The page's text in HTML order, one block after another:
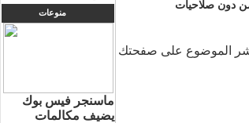
منوعات
ماسنجر فيس بوك
يضيف مكالمات
الموضوع على صفحتك